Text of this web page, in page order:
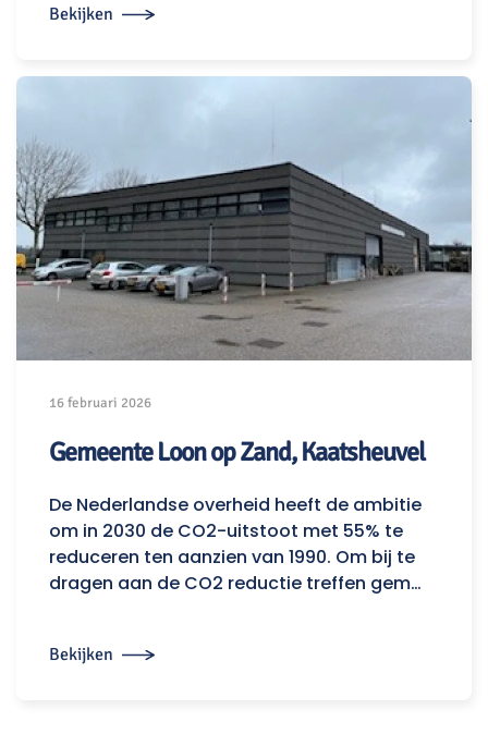
Bekijken
16 februari 2026
Gemeente Loon op Zand, Kaatsheuvel
De Nederlandse overheid heeft de ambitie
om in 2030 de CO2-uitstoot met 55% te
reduceren ten aanzien van 1990. Om bij te
dragen aan de CO2 reductie treffen gem…
Bekijken